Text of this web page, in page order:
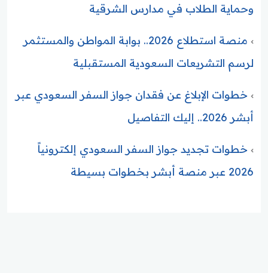
وحماية الطلاب في مدارس الشرقية
منصة استطلاع 2026.. بوابة المواطن والمستثمر
لرسم التشريعات السعودية المستقبلية
خطوات الإبلاغ عن فقدان جواز السفر السعودي عبر
أبشر 2026.. إليك التفاصيل
خطوات تجديد جواز السفر السعودي إلكترونياً
2026 عبر منصة أبشر بخطوات بسيطة